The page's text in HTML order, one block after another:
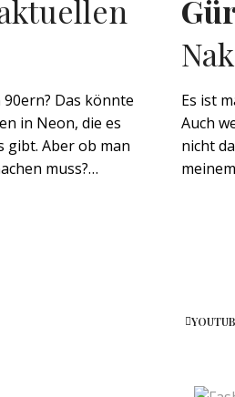
Das könnte
in Neon, die es
gibt. Aber ob man
muss?…
Es ist
Auch
nicht